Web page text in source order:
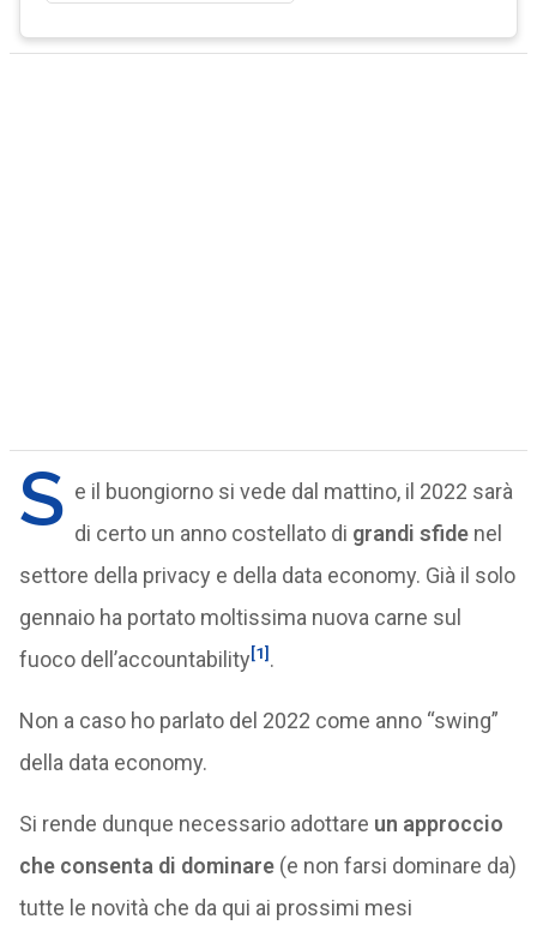
S e il buongiorno si vede dal mattino, il 2022 sarà
di certo un anno costellato di grandi sfidenel
settore della privacy e della data economy. Già il solo
gennaio ha portato moltissima nuova carne sul
fuoco dell’accountability[1] .
Non a caso ho parlato del 2022 come anno “swing”
della data economy.
Si rende dunque necessario adottare un approccio
che consenta di dominare(e non farsi dominare da)
tutte le novità che da qui ai prossimi mesi